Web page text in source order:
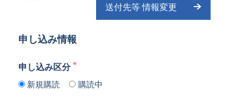
送付先等 情報変更
申し込み情報
申し込み区分
新規購読 購読中